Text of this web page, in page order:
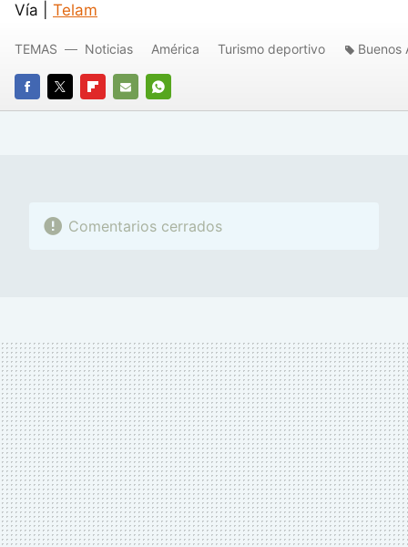
Vía | Telam
FACEBOOK
TWITTERFLIPBOARD
E-
WHATSAPP
TEMAS Noticias América Turismo deportivo Buenos
Comentarios cerrados